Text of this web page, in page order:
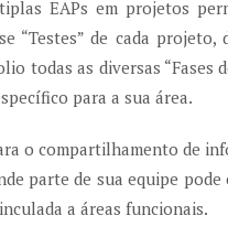
EAPs em projetos
“Testes” de cada
todas as diversas “Fases
para a sua área.
o compartilhamento de
parte de sua equipe
a áreas funcionais.